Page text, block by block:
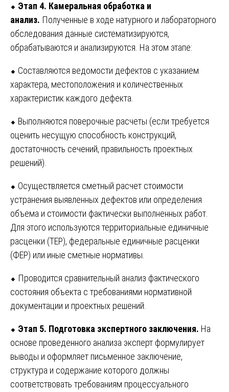
⬥ Этап 4. Камеральная обработка и
анализ. Полученные в ходе натурного и лабораторного
обследования данные систематизируются,
обрабатываются и анализируются. На этом этапе:
⬥ Составляются ведомости дефектов с указанием
характера, местоположения и количественных
характеристик каждого дефекта.
⬥ Выполняются поверочные расчеты (если требуется
оценить несущую способность конструкций,
достаточность сечений, правильность проектных
решений).
⬥ Осуществляется сметный расчет стоимости
устранения выявленных дефектов или определения
объема и стоимости фактически выполненных работ.
Для этого используются территориальные единичные
расценки (ТЕР), федеральные единичные расценки
(ФЕР) или иные сметные нормативы.
⬥ Проводится сравнительный анализ фактического
состояния объекта с требованиями нормативной
документации и проектных решений.
⬥ Этап 5. Подготовка экспертного заключения. На
основе проведенного анализа эксперт формулирует
выводы и оформляет письменное заключение,
структура и содержание которого должны
соответствовать требованиям процессуального